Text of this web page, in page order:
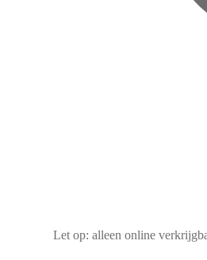
Let op: alleen online